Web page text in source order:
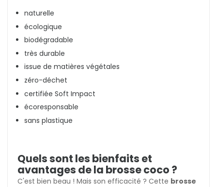
naturelle
écologique
biodégradable
très durable
issue de matières végétales
zéro-déchet
certifiée Soft Impact
écoresponsable
sans plastique
Quels sont les bienfaits et
avantages de la brosse coco ?
C'est bien beau ! Mais son efficacité ? Cette brosse